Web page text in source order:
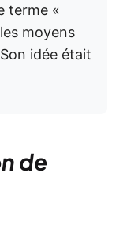
terme «
moyens
idée était
de